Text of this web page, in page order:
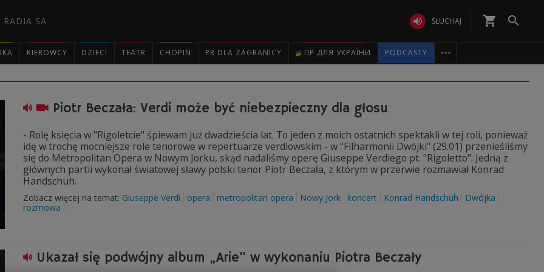
RADIA SA  SŁUCHAJ shopping_cart 
KIEROWCY DZIECI TEATR CHOPIN PR DLA ZAGRANICY ПР ДЛЯ УКРАЇНИ PODCASTY 
Piotr Beczała: Verdi może być niebezpieczny dla głosu
- Rolę księcia w "Rigoletcie" śpiewam już dwadzieścia lat. To jeden z moich ostatnich spektakli w tej roli, ponieważ
idę w trochę mocniejsze role tenorowe w repertuarze verdiowskim - w "Filharmonii Dwójki" (29.01) przenieśliśmy
się do Metropolitan Opera w Nowym Jorku, skąd nadaliśmy operę Giuseppe Verdiego pt. "Rigoletto". Jedną z
głównych partii wykonał światowej sławy polski tenor Piotr Beczała, z którym w przerwie rozmawiał Konrad
Handschuh.
Zobacz więcej na temat: Giuseppe Verdi opera metropolitan opera Nowy Jork koncert Konrad Handschuh
Dwójka
rozmowa
Ukazał się podwójny album „Arie” w wykonaniu Piotra Beczały